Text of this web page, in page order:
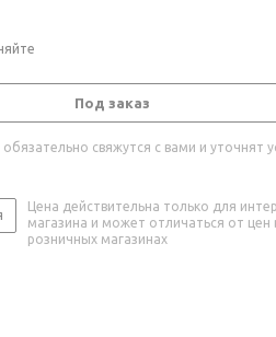
Под заказ
свяжутся с вами и уточнят
Цена действительна только для
магазина и может отличаться от цен
розничных магазинах